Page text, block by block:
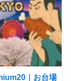
｜お台場